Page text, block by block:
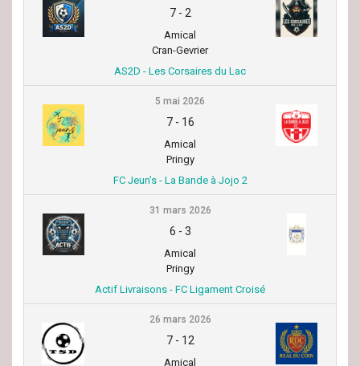
7- 2
Amical
Cran-Gevrier
AS2D - Les Corsaires du Lac
5 mai 2026
7- 16
Amical
Pringy
FC Jeun’s - La Bande à Jojo 2
31 mars 2026
6 - 3
Amical
Pringy
Actif Livraisons - FC Ligament Croisé
26 mars 2026
7- 12
Amical